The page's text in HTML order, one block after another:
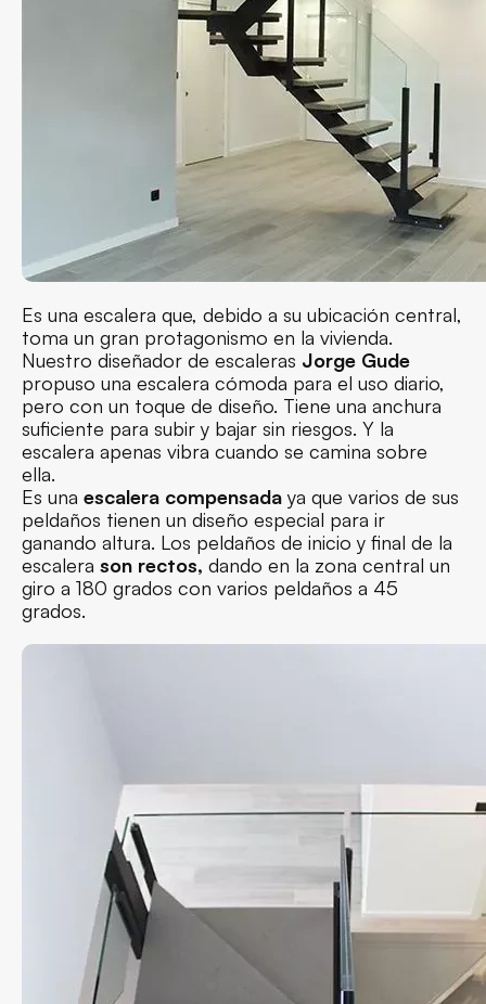
Es una escalera que, debido a su ubicación central,
toma un gran protagonismo en la vivienda.
Nuestro diseñador de escaleras Jorge Gude
propuso una escalera cómoda para el uso diario,
pero con un toque de diseño. Tiene una anchura
suficiente para subir y bajar sin riesgos. Y la
escalera apenas vibra cuando se camina sobre
ella.
Es una escalera compensada ya que varios de sus
peldaños tienen un diseño especial para ir
ganando altura. Los peldaños de inicio y final de la
escalera son rectos, dando en la zona central un
giro a 180 grados con varios peldaños a 45
grados.